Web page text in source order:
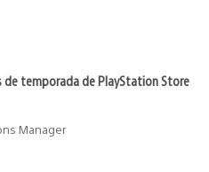
de temporada de PlayStation Store
Manager